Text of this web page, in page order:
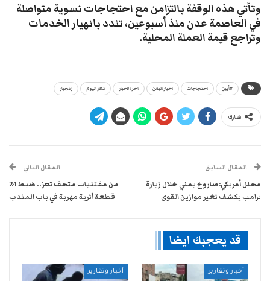
وتأتي هذه الوقفة بالتزامن مع احتجاجات نسوية متواصلة
في العاصمة عدن منذ أسبوعين، تندد بانهيار الخدمات
وتراجع قيمة العملة المحلية.
#أبين احتجاجات اخبار اليمن اخر الاخبار تعز اليوم زنجبار
شارك
المقال السابق
محلل أمريكي:صاروخ يمني خلال زيارة
ترامب يكشف تغير موازين القوى
المقال التالي
من مقتنيات متحف تعز.. ضبط 24
قطعة أثرية مهربة في باب المندب
قد يعجبك ايضا
أخبار وتقارير أخبار وتقارير